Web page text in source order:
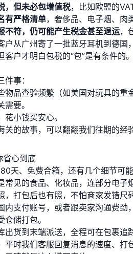
，但未必包增值税，比如欧盟的
有严格清单，奢侈品、电子烟、肉
不符，仍可能产生税金甚至退运，
户从广州寄了一批蓝牙耳机到德
客户才明白包税的“包”是有条件
事：
物品查验频繁（如美国对玩具的重
要。
小钱买安心。
关的故事，可以翻翻我们往期的经
省心到底
天、免费合箱，还有几个细节可
常见的食品、化妆品，连部分电子
，打包后也有照，不怕商家发错尺
内支付账号，或者跟卖家沟通费劲
储打包。
出货到末端派送，全程可在包裹追
平时我们客服回复消息的速度、